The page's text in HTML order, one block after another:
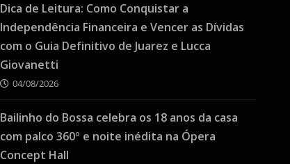
Dica de Leitura: Como Conquistar a
Independência Financeira e Vencer as Dívidas
com o Guia Definitivo de Juarez e Lucca
Giovanetti
04/08/2026
Bailinho do Bossa celebra os 18 anos da casa
com palco 360º e noite inédita na Ópera
Concept Hall